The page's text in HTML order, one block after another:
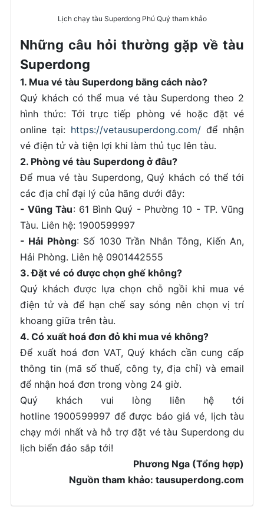
Lịch chạy tàu Superdong Phú Quý tham khảo
Những câu hỏi thường gặp về tàu
Superdong
1. Mua vé tàu Superdong bằng cách nào?
Quý khách có thể mua vé tàu Superdong theo 2
hình thức: Tới trực tiếp phòng vé hoặc đặt vé
online tại: https://vetausuperdong.com/ để nhận
vé điện tử và tiện lợi khi làm thủ tục lên tàu.
2. Phòng vé tàu Superdong ở đâu?
Để mua vé tàu Superdong, Quý khách có thể tới
các địa chỉ đại lý của hãng dưới đây:
- Vũng Tàu: 61 Bình Quý - Phường 10 - TP. Vũng
Tàu. Liên hệ: 1900599997
- Hải Phòng: Số 1030 Trần Nhân Tông, Kiến An,
Hải Phòng. Liên hệ 0901442555
3. Đặt vé có được chọn ghế không?
Quý khách được lựa chọn chỗ ngồi khi mua vé
điện tử và để hạn chế say sóng nên chọn vị trí
khoang giữa trên tàu.
4. Có xuất hoá đơn đỏ khi mua vé không?
Để xuất hoá đơn VAT, Quý khách cần cung cấp
thông tin (mã số thuế, công ty, địa chỉ) và email
để nhận hoá đơn trong vòng 24 giờ.
Quý khách vui lòng liên hệ tới
hotline 1900599997 để được báo giá vé, lịch tàu
chạy mới nhất và hỗ trợ đặt vé tàu Superdong du
lịch biển đảo sắp tới!
Phương Nga (Tổng hợp)
Nguồn tham khảo: tausuperdong.com